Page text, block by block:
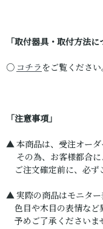
「取付器具・取付方法に
○コチラをご覧ください
「注意事項」
▲ 本商品は、受注オーダ
その為、お客様都合に
ご注文確定前に、必ず
▲ 実際の商品はモニター
色目や木目の表情など
予めご了承くださいま